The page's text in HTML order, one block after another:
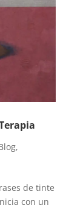
,
de tinte
con un